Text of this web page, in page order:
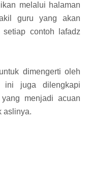
melalui halaman
guru yang akan
setiap contoh lafadz
dimengerti oleh
ini juga dilengkapi
menjadi acuan
aslinya.